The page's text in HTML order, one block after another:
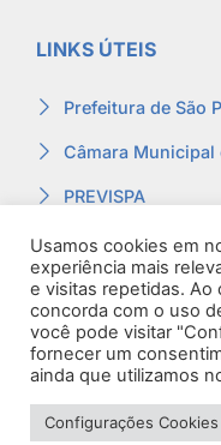
LINKS ÚTEIS
Prefeitura de São
Câmara Municipal
PREVISPA
Ouvidoria
Contracheque
Webmail
Usamos cookies em
experiência mais
e visitas repetidas. Ao
concorda com o uso
você pode visitar
fornecer um
ainda que utilizamos
Configurações Cookies